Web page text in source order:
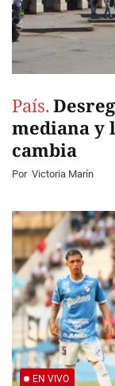
País.
mediana y
cambia
Por Victoria Marín
EN VIVO